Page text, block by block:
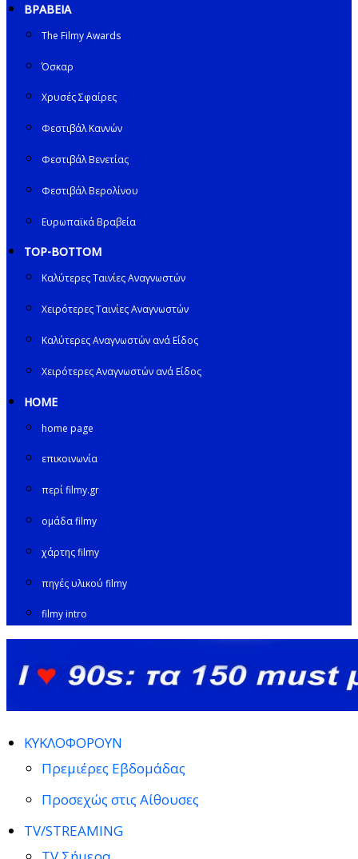
ΒΡΑΒΕΙΑ
The Filmy Awards
Όσκαρ
Χρυσές Σφαίρες
Φεστιβάλ Καννών
Φεστιβάλ Βενετίας
Φεστιβάλ Βερολίνου
Ευρωπαϊκά Βραβεία
TOP-BOTTOM
Καλύτερες Ταινίες Αναγνωστών
Χειρότερες Ταινίες Αναγνωστών
Καλύτερες Αναγνωστών ανά Είδος
Χειρότερες Αναγνωστών ανά Είδος
HOME
home page
επικοινωνία
περί filmy.gr
ομάδα filmy
χάρτης filmy
πηγές υλικού filmy
filmy intro
ΚΥΚΛΟΦΟΡΟΥΝ
Πρεμιέρες Εβδομάδας
Προσεχώς στις Αίθουσες
TV/STREAMING